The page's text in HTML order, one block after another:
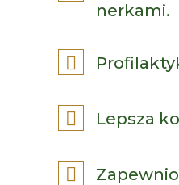
nerkami.
Lepsza